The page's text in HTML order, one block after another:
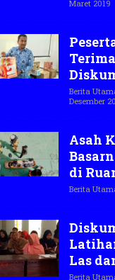
Maret 2019
E
T
G
A
S
.
C
Berita
Desember
Asah
di
Berita
Las
Berita